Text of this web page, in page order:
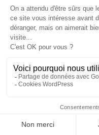
lefaucheur67
perso je
cohérent
te reconnais
que moi j’ ai
dominant/
et son/ses
d’ etre le